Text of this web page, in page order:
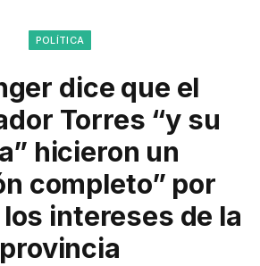
POLÍTICA
dice que el
Torres “y su
hicieron un
completo” por
intereses de la
provincia